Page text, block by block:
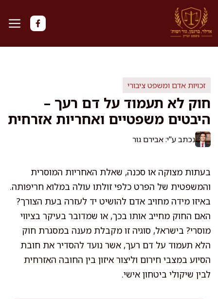
לדלג
לתוכן
זכויות אדם ומשפט ציבורי
חוק לא תעמוד על דם רעך –
היבטים משפטיים ואחריות אזרחית
נכתב ע"י: אבירם גור
בעתות מצוקה או סכנה, שאלת האחריות המוסרית
והמשפטית של הפרט כלפי זולתו עולה במלוא חריפותה.
באיזו מידה מחויב אדם להושיט יד לעזרה בעת הצורך?
האם החוק מחייב אותו בכך, או שמדובר בעיקר בציווי
מוסרי? בישראל, סוגיה זו מקבלת מענה במסגרת חוק
הלא תעמוד על דם רעך, אשר נועד להסדיר את חובת
הסיוע במצבי חירום וליצור איזון בין החובה האזרחית
לבין שיקולי ביטחון אישי.